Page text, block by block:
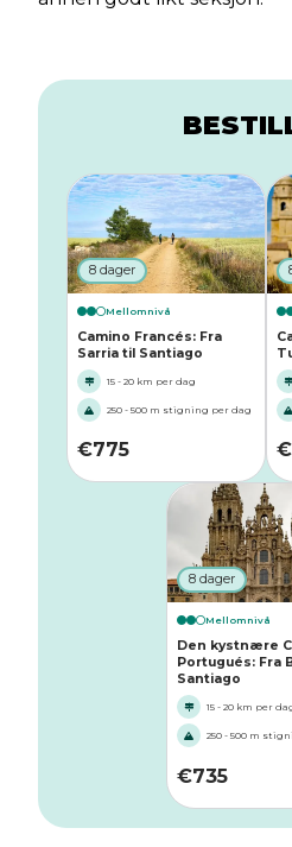
8 dager
Mellomnivå
Camino Francés: Fra
Sarria til Santiago
15 - 20 km per dag
250 - 500 m stigning per dag
€775 €
8 dager
Mellomnivå
Den kystnære
Portugués: Fra
Santiago
15 - 20 km per
250 - 500 m
€735